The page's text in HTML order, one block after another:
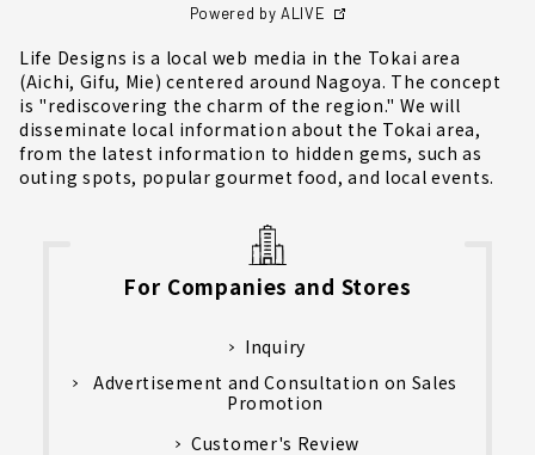
Powered by ALIVE
Life Designs is a local web media in the Tokai area
(Aichi, Gifu, Mie) centered around Nagoya. The concept
is "rediscovering the charm of the region." We will
disseminate local information about the Tokai area,
from the latest information to hidden gems, such as
outing spots, popular gourmet food, and local events.
For Companies and Stores
Inquiry
Advertisement and Consultation on Sales
Promotion
Customer's Review